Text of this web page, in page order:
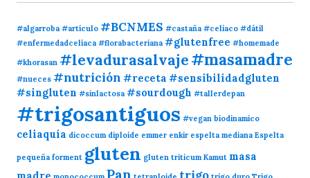
#algarroba #artículo #BCNMES #castaña #celiaco #dátil
#enfermedadcelíaca #florabacteriana #glutenfree #homemade
#khorasan #levadurasalvaje#masamadre
#nueces #nutrición #receta #sensibilidadgluten
#singluten #sinlactosa #sourdough #tallerdepan
#trigosantiguos #vegan biodinamico
celiaquía dicoccum diploide emmer enkir espelta mediana Espelta
pequeña forment gluten gluten triticum Kamut masa